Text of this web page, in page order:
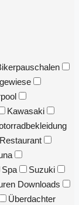
Kawasaki
Restaurant
Spa
Suzuki
Downloads
Überdachter